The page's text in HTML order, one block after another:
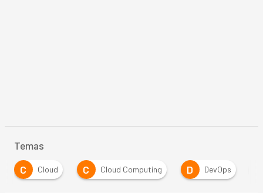
Temas
C Cloud Computing D DevOps E Empresa